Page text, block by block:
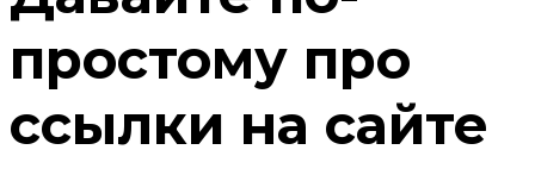
простому про
ссылки на сайте